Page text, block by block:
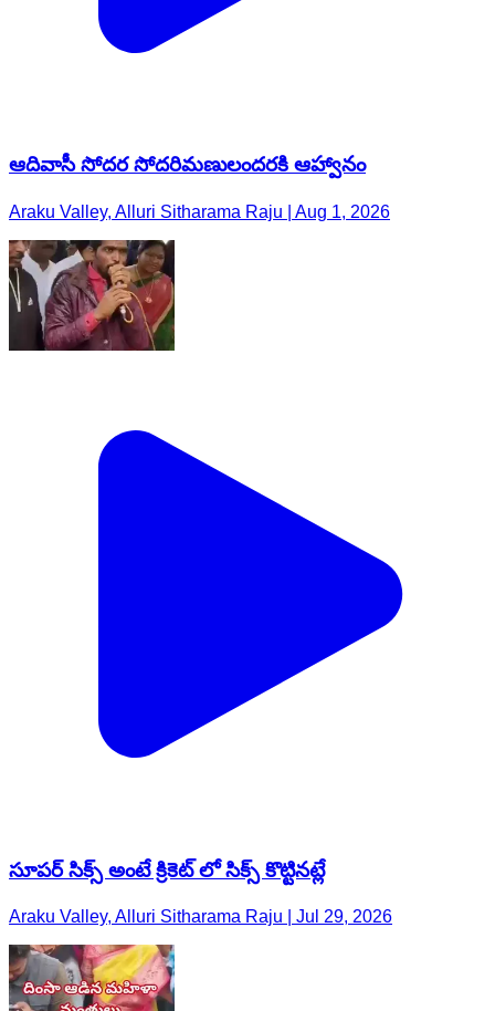
ఆదివాసీ సోదర సోదరిమణులందరకి ఆహ్వానం
Araku Valley, Alluri Sitharama Raju | Aug 1, 2026
సూపర్ సిక్స్ అంటే క్రికెట్ లో సిక్స్ కొట్టినట్లే
Araku Valley, Alluri Sitharama Raju | Jul 29, 2026